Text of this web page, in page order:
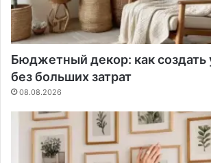
Бюджетный декор: как создать
без больших затрат
08.08.2026